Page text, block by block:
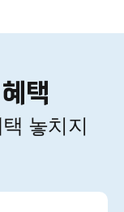
택
놓치지